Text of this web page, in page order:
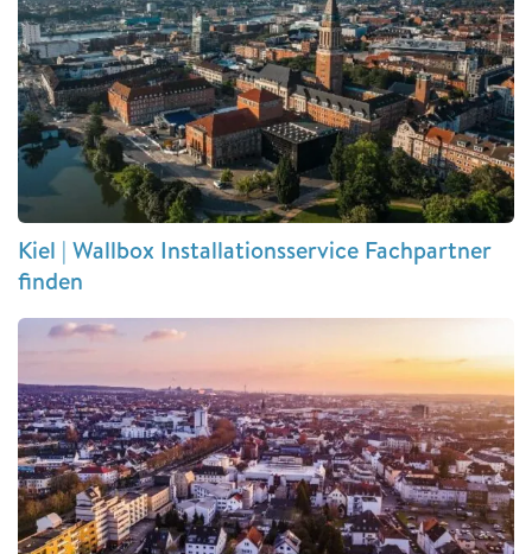
Kiel | Wallbox Installationsservice Fachpartner
finden